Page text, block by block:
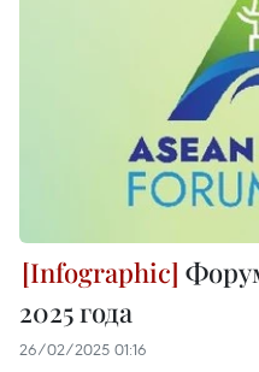
2025 года
26/02/2025 01:16